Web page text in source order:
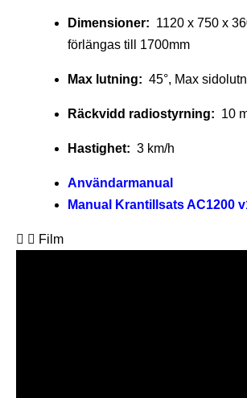
Dimensioner: 1120 x 750 x
förlängas till 1700mm
Max lutning: 45°, Max
Räckvidd radiostyrning: 10
Hastighet: 3 km/h
Användarmanual
Manual Krantillsats AC1200
Film